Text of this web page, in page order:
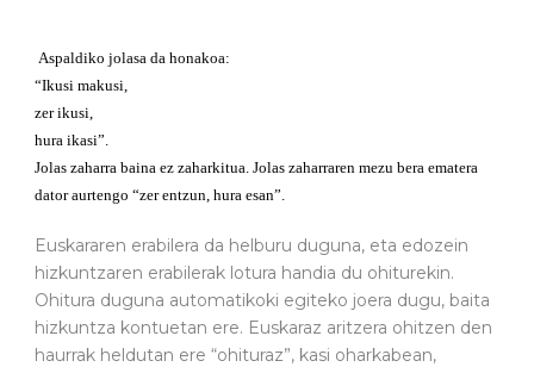
Aspaldiko jolasa da honakoa:
“Ikusi makusi,
zer ikusi,
hura ikasi”.
Jolas zaharra baina ez zaharkitua. Jolas zaharraren mezu bera ematera
dator aurtengo “zer entzun, hura esan”.
Euskararen erabilera da helburu duguna, eta edozein
hizkuntzaren erabilerak lotura handia du ohiturekin.
Ohitura duguna automatikoki egiteko joera dugu, baita
hizkuntza kontuetan ere. Euskaraz aritzera ohitzen den
haurrak heldutan ere “ohituraz”, kasi oharkabean,